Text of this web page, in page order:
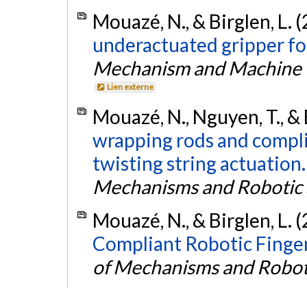
Mouazé, N., & Birglen, L.
underactuated gripper
Mechanism and
Lien externe
Mouazé, N., Nguyen, T.,
wrapping rods and
twisting string actuation.
Mechanisms and Robotic
Mouazé, N., & Birglen, L.
Compliant Robotic
of Mechanisms and